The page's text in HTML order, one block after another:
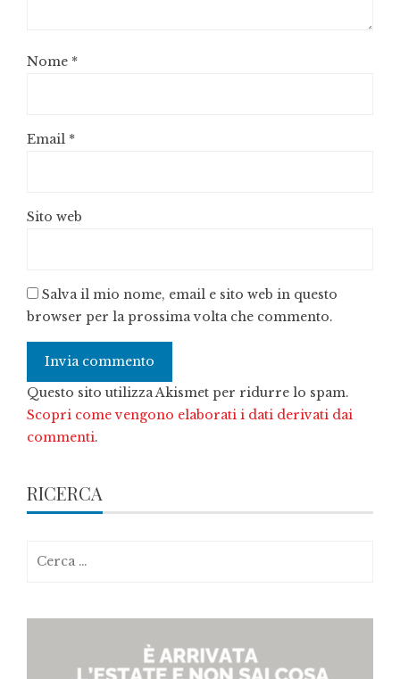
Nome *
Email *
Sito web
Salva il mio nome, email e sito web in questo
browser per la prossima volta che commento.
Questo sito utilizza Akismet per ridurre lo spam.
Scopri come vengono elaborati i dati derivati dai
commenti.
RICERCA